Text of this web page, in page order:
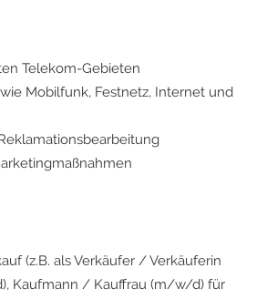
Telekom-Gebieten
Mobilfunk, Festnetz, Internet und
(z.B. als Verkäufer / Verkäuferin
Kaufmann / Kauffrau (m/w/d) für